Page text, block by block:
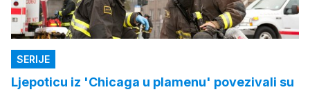
SERIJE
Ljepoticu iz 'Chicaga u plamenu' povezivali su